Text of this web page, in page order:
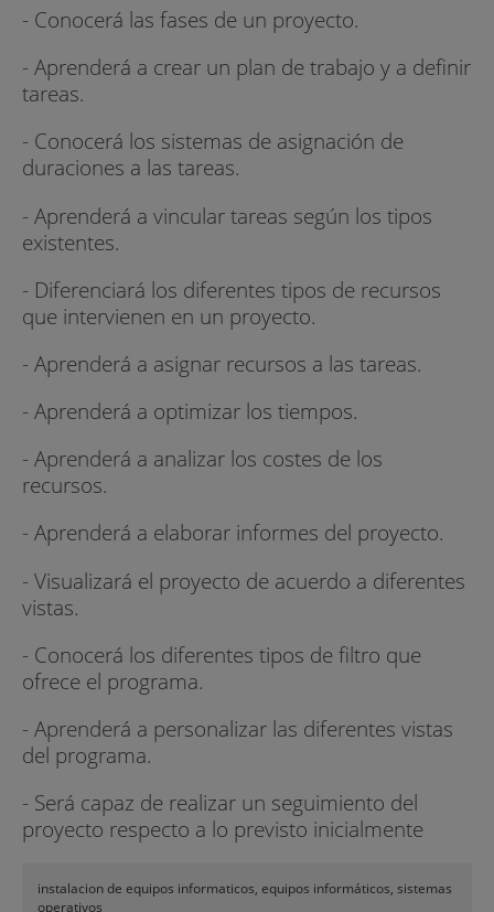
- Conocerá las fases de un proyecto.
- Aprenderá a crear un plan de trabajo y a definir
tareas.
- Conocerá los sistemas de asignación de
duraciones a las tareas.
- Aprenderá a vincular tareas según los tipos
existentes.
- Diferenciará los diferentes tipos de recursos
que intervienen en un proyecto.
- Aprenderá a asignar recursos a las tareas.
- Aprenderá a optimizar los tiempos.
- Aprenderá a analizar los costes de los
recursos.
- Aprenderá a elaborar informes del proyecto.
- Visualizará el proyecto de acuerdo a diferentes
vistas.
- Conocerá los diferentes tipos de filtro que
ofrece el programa.
- Aprenderá a personalizar las diferentes vistas
del programa.
- Será capaz de realizar un seguimiento del
proyecto respecto a lo previsto inicialmente
instalacion de equipos informaticos, equipos informáticos, sistemas
operativos